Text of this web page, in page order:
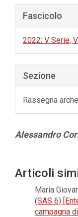
Fascicolo
2022: V Serie,
Sezione
Rassegna
Contenuto
principale
Alessandro
dell'articolo
Articoli
Maria
(SAS 6)
campagna